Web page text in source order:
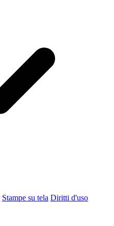
Stampe su tela Diritti d'uso